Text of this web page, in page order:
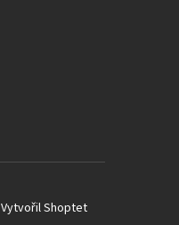
Vytvořil Shoptet